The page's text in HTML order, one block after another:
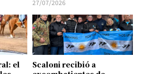
27/07/2026
el
Scaloni recibió a